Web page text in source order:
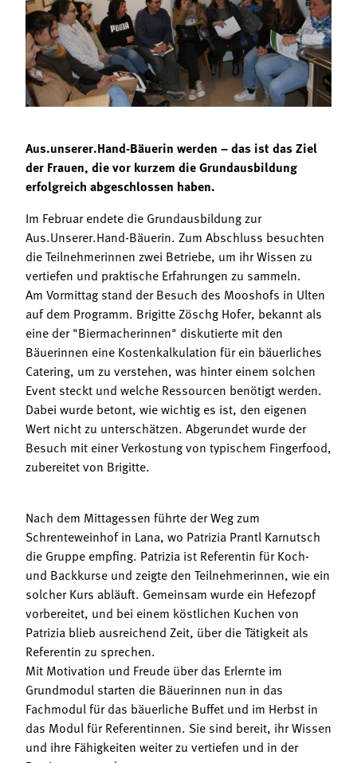
Mitgliedschaft
Landessekretariat
Bäuerliche Buffets
Hofgeschichten
Aus.unserer.Hand-Bäuerin werden – das ist das Ziel
der Frauen, die vor kurzem die Grundausbildung
erfolgreich abgeschlossen haben.
Im Februar endete die Grundausbildung zur
Aus.Unserer.Hand-Bäuerin. Zum Abschluss besuchten
die Teilnehmerinnen zwei Betriebe, um ihr Wissen zu
vertiefen und praktische Erfahrungen zu sammeln.
Am Vormittag stand der Besuch des Mooshofs in Ulten
auf dem Programm. Brigitte Zöschg Hofer, bekannt als
eine der "Biermacherinnen" diskutierte mit den
Bäuerinnen eine Kostenkalkulation für ein bäuerliches
Catering, um zu verstehen, was hinter einem solchen
Event steckt und welche Ressourcen benötigt werden.
Dabei wurde betont, wie wichtig es ist, den eigenen
Wert nicht zu unterschätzen. Abgerundet wurde der
Besuch mit einer Verkostung von typischem Fingerfood,
zubereitet von Brigitte.
Nach dem Mittagessen führte der Weg zum
Schrenteweinhof in Lana, wo Patrizia Prantl Karnutsch
die Gruppe empfing. Patrizia ist Referentin für Koch-
und Backkurse und zeigte den Teilnehmerinnen, wie ein
solcher Kurs abläuft. Gemeinsam wurde ein Hefezopf
vorbereitet, und bei einem köstlichen Kuchen von
Patrizia blieb ausreichend Zeit, über die Tätigkeit als
Referentin zu sprechen.
Mit Motivation und Freude über das Erlernte im
Grundmodul starten die Bäuerinnen nun in das
Fachmodul für das bäuerliche Buffet und im Herbst in
das Modul für Referentinnen. Sie sind bereit, ihr Wissen
und ihre Fähigkeiten weiter zu vertiefen und in der